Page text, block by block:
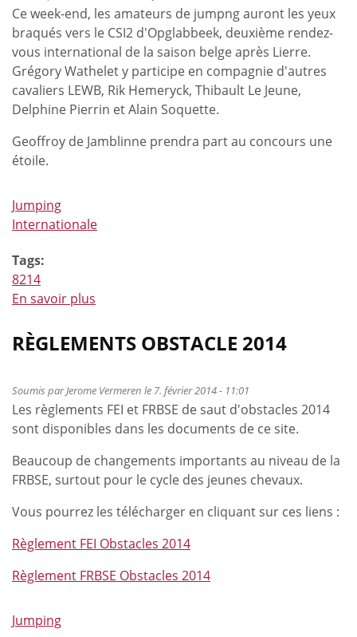
montre
à
Opglabbeek
Ce week-end, les amateurs de jumpng auront les yeux
braqués vers le CSI2 d'Opglabbeek, deuxième rendez-
vous international de la saison belge après Lierre.
Grégory Wathelet y participe en compagnie d'autres
cavaliers LEWB, Rik Hemeryck, Thibault Le Jeune,
Delphine Pierrin et Alain Soquette.
Geoffroy de Jamblinne prendra part au concours une
étoile.
Jumping
Internationale
Tags:
8214
En savoir plus
de
Regards
Opglabbeek
RÈGLEMENTS OBSTACLE 2014
Soumis parJerome Vermeren le 7. février 2014 - 11:01
Les règlements FEI et FRBSE de saut d'obstacles 2014
sont disponibles dans les documents de ce site.
Beaucoup de changements importants au niveau de la
FRBSE, surtout pour le cycle des jeunes chevaux.
Vous pourrez les télécharger en cliquant sur ces liens :
Règlement FEI Obstacles 2014
Règlement FRBSE Obstacles 2014
Jumping